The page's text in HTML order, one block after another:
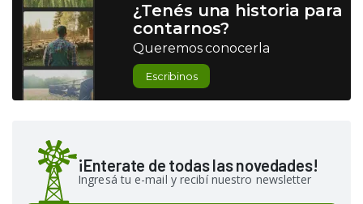
¿Tenés una historia para
contarnos?
Queremos conocerla
Escribinos
¡Enterate de todas las novedades!
Ingresá tu e-mail y recibí nuestro newsletter